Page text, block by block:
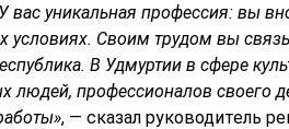
уникальная профессия: вы
условиях. Своим трудом вы
В Удмуртии в сфере
профессионалов своего
, — сказал руководитель